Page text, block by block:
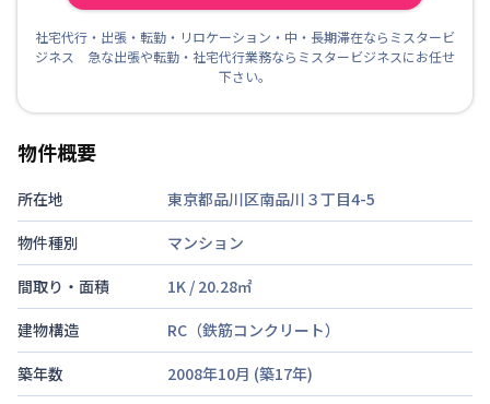
社宅代行・出張・転勤・リロケーション・中・長期滞在ならミスタービ
ジネス 急な出張や転勤・社宅代行業務ならミスタービジネスにお任せ
下さい。
物件概要
所在地
東京都品川区南品川３丁目4-5
物件種別
マンション
間取り・面積
1K / 20.28㎡
建物構造
RC（鉄筋コンクリート）
築年数
2008年10月 (築17年)